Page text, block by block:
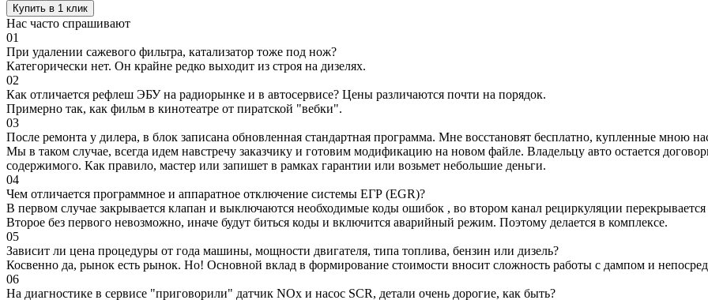
Купить в 1 клик
Нас часто спрашивают
01
При удалении сажевого фильтра, катализатор тоже под нож?
Категорически нет. Он крайне редко выходит из строя на дизелях.
02
Как отличается рефлеш ЭБУ на радиорынке и в автосервисе? Цены различаются почти на порядок.
Примерно так, как фильм в кинотеатре от пиратской "вебки".
03
После ремонта у дилера, в блок записана обновленная стандартная программа. Мне восстановят бесплатно, купленные мною
Мы в таком случае, всегда идем навстречу заказчику и готовим модификацию на новом файле. Владельцу авто остается
содержимого. Как правило, мастер или запишет в рамках гарантии или возьмет небольшие деньги.
04
Чем отличается программное и аппаратное отключение системы ЕГР (EGR)?
В первом случае закрывается клапан и выключаются необходимые коды ошибок , во втором канал рециркуляции
Второе без первого невозможно, иначе будут биться коды и включится аварийный режим. Поэтому делается в комплексе.
05
Зависит ли цена процедуры от года машины, мощности двигателя, типа топлива, бензин или дизель?
Косвенно да, рынок есть рынок. Но! Основной вклад в формирование стоимости вносит сложность работы с дампом и
06
На диагностике в сервисе "приговорили" датчик NOx и насос SCR, детали очень дорогие, как быть?